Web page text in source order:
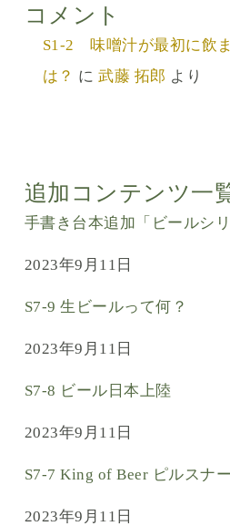
コメント
S1-2 味噌汁が最初に飲
は？ に武藤 拓郎 より
追加コンテンツ一
手書き台本追加「ビールシリ
2023年9月11日
S7-9 生ビールって何？
2023年9月11日
S7-8 ビール日本上陸
2023年9月11日
S7-7 King of Beer ピルスナ
2023年9月11日